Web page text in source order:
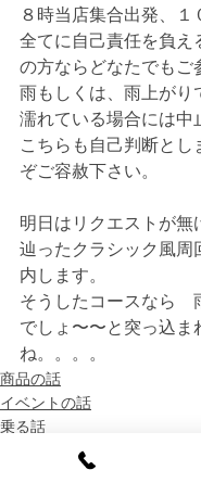
８時当店集合出発、１
全てに自己責任を負え
の方ならどなたでもご
雨もしくは、雨上がり
濡れている場合には中
こちらも自己判断とし
ぞご容赦下さい。
明日はリクエストが無
辿ったクラシック風周
内します。
そうしたコースなら　
でしょ〜〜と突っ込ま
ね。。。。
商品の話
イベントの話
乗る話